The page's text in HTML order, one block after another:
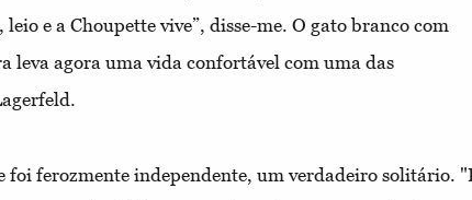
leio e a Choupette vive”, disse-me. O gato branco com
leva agora uma vida confortável com uma das
foi ferozmente independente, um verdadeiro solitário.